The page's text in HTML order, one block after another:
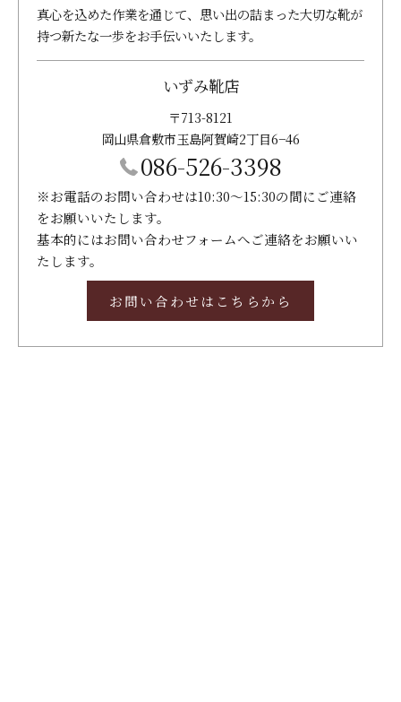
真心を込めた作業を通じて、思い出の詰まった大切な靴が
持つ新たな一歩をお手伝いいたします。
いずみ靴店
〒713-8121
岡山県倉敷市玉島阿賀崎2丁目6−46
086-526-3398
※お電話のお問い合わせは10:30～15:30の間にご連絡
をお願いいたします。
基本的にはお問い合わせフォームへご連絡をお願いい
たします。
お問い合わせはこちらから